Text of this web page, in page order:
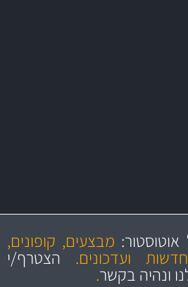
מחירים
הוגנים
והיצע מוצרים איכותי
מבצעים, קופונים,
ועדכונים. הצטרף/י
ונהיה בקשר.